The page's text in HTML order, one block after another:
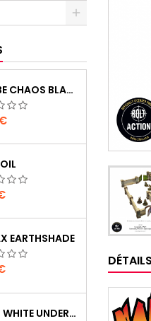
BOMBE CHAOS BLACK
EARTHSHADE
MATT WHITE UNDERCOAT